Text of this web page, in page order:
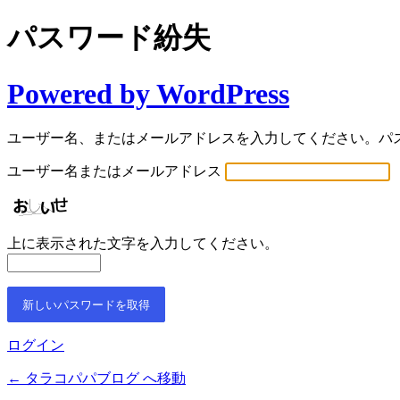
パスワード紛失
Powered by WordPress
ユーザー名、またはメールアドレスを入力してください。
ユーザー名またはメールアドレス
上に表示された文字を入力してください。
ログイン
← タラコパパブログ へ移動